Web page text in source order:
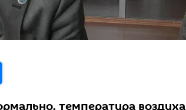
температура воздуха